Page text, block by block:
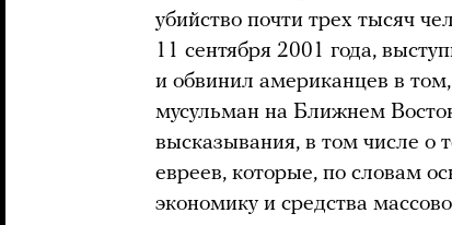
убийство почти трех тысяч
11 сентября 2001 года,
и обвинил американцев в
мусульман на Ближнем
высказывания, в том числе о
евреев, которые, по словам
экономику и средства